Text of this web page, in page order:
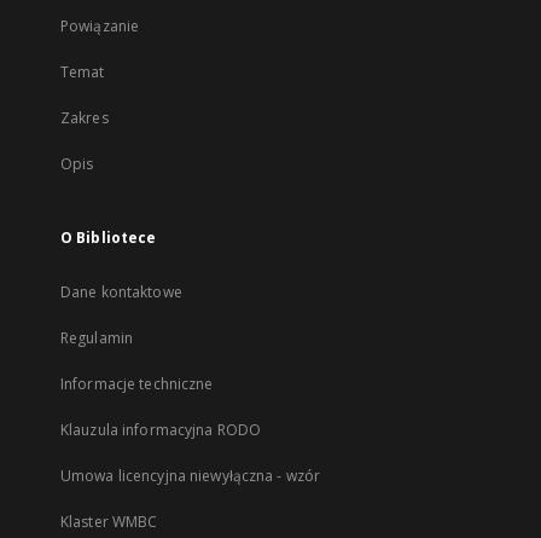
Powiązanie
Temat
Zakres
Opis
O Bibliotece
Dane kontaktowe
Regulamin
Informacje techniczne
Klauzula informacyjna RODO
Umowa licencyjna niewyłączna - wzór
Klaster WMBC